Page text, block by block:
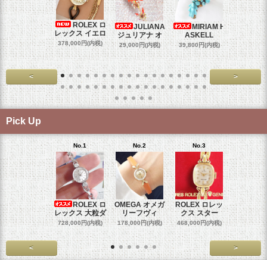
ROLEX ロ
レックス イエロ
378,000円(内税)
JULIANA
ジュリアナ オ
29,000円(内税)
MIRIAM H
ASKELL
39,800円(内税)
オメガマ
スダ
458,000円
< >
Pick Up
No.1
ROLEX ロ
レックス 大粒ダ
728,000円(内税)
No.2
OMEGA オメガ
リーフヴィ
178,000円(内税)
No.3
ROLEX ロレッ
クス スター
468,000円(内税)
No.4
ROLEX
クス
458,000円
< >